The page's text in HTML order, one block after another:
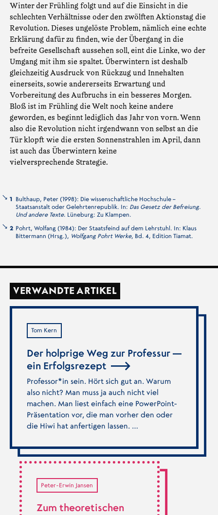
Winter der Frühling folgt und auf die Einsicht in die
schlechten Verhältnisse oder den zwölften Aktionstag die
Revolution. Dieses ungelöste Problem, nämlich eine echte
Erklärung dafür zu finden, wie der Übergang in die
befreite Gesellschaft aussehen soll, eint die Linke, wo der
Umgang mit ihm sie spaltet. Überwintern ist deshalb
gleichzeitig Ausdruck von Rückzug und Innehalten
einerseits, sowie andererseits Erwartung und
Vorbereitung des Aufbruchs in ein besseres Morgen.
Bloß ist im Frühling die Welt noch keine andere
geworden, es beginnt lediglich das Jahr von vorn. Wenn
also die Revolution nicht irgendwann von selbst an die
Tür klopft wie die ersten Sonnenstrahlen im April, dann
ist auch das Überwintern keine
vielversprechende Strategie.
1
Bulthaup, Peter (1998): Die wissenschaftliche Hochschule –
Staatsanstalt oder Gelehrtenrepublik. In: Das Gesetz der Befreiung.
Und andere Texte. Lüneburg: Zu Klampen.
2 Pohrt, Wolfang (1984): Der Staatsfeind auf dem Lehrstuhl. In: Klaus
Bittermann (Hrsg.), Wolfgang Pohrt Werke, Bd. 4, Edition Tiamat.
VERWANDTE ARTIKEL
Tom Kern
Der holprige Weg zur Professur —
ein Erfolgsrezept
Professor*in sein. Hört sich gut an. Warum
also nicht? Man muss ja auch nicht viel
machen. Man liest einfach eine PowerPoint-
Präsentation vor, die man vorher den oder
die Hiwi hat anfertigen lassen. …
Peter-Erwin Jansen
Zum theoretischen